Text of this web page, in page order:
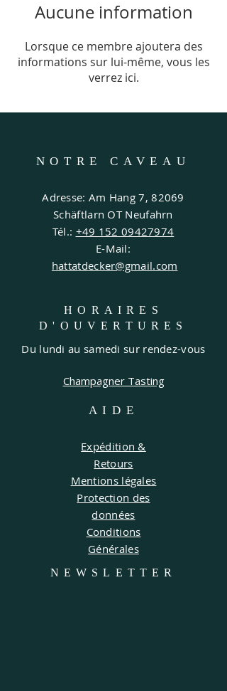
Aucune information
Lorsque ce membre ajoutera des
informations sur lui-même, vous les
verrez ici.
NOTRE CAVEAU
Adresse: Am Hang 7, 82069
Schäftlarn OT Neufahrn
Tél.: +49 152 09427974
E-Mail:
hattatdecker@gmail.com
HORAIRES
D'OUVERTURES
Du lundi au samedi sur rendez-vous
Champagner Tasting
AIDE
Expédition &
Retours
Mentions légales
Protection des
données
Conditions
Générales
NEWSLETTER